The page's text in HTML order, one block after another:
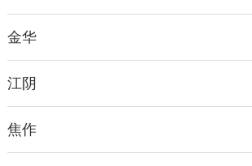
金华
江阴
焦作